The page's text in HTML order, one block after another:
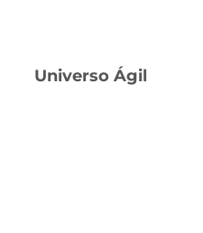
Universo Ágil